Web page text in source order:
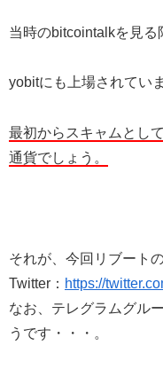
当時のbitcointalkを見る
yobitにも上場されてい
最初からスキャムとし
通貨でしょう。
それが、今回リブート
Twitter： https://
なお、テレグラムグル
うです・・・。